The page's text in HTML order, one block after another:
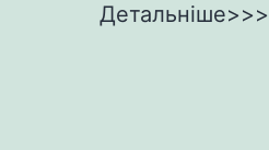
Детальніше>>>